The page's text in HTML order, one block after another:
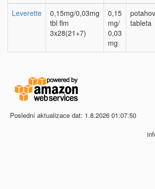
Leverette
0,15mg/0,03mg
tbl flm
3x28(21+7)
0,15
mg/
0,03
mg
tableta
Poslední aktualizace dat: 1.8.2026 01:07:50